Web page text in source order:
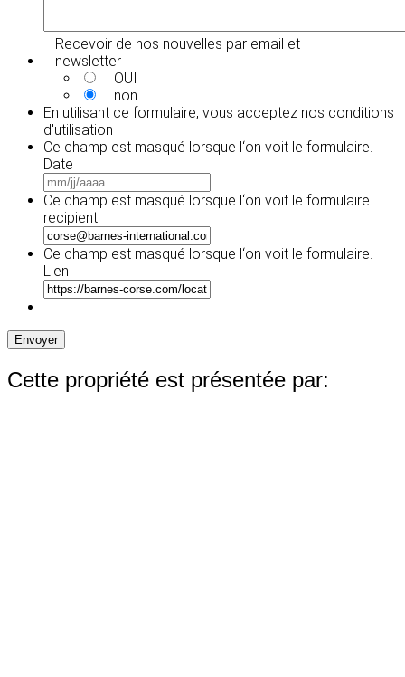
Recevoir de nos nouvelles par email et
newsletter
OUI
non
En utilisant ce formulaire, vous acceptez nos conditions
d'utilisation
Ce champ est masqué lorsque l‘on voit le formulaire.
Date
slash
slash
AAAA
Ce champ est masqué lorsque l‘on voit le formulaire.
recipient
Ce champ est masqué lorsque l‘on voit le formulaire.
Lien
Envoyer
Cette propriété est présentée par: